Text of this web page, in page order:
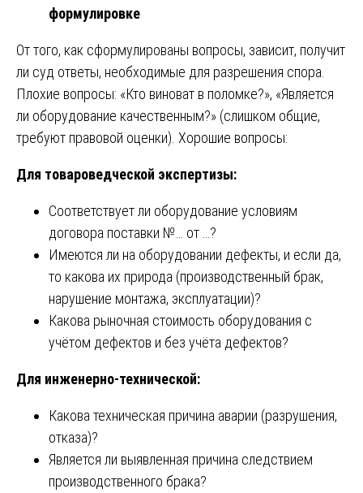
формулировке
От того, как сформулированы вопросы, зависит, получит
ли суд ответы, необходимые для разрешения спора.
Плохие вопросы: «Кто виноват в поломке?», «Является
ли оборудование качественным?» (слишком общие,
требуют правовой оценки). Хорошие вопросы:
Для товароведческой экспертизы:
Соответствует ли оборудование условиям
договора поставки №… от …?
Имеются ли на оборудовании дефекты, и если да,
то какова их природа (производственный брак,
нарушение монтажа, эксплуатации)?
Какова рыночная стоимость оборудования с
учётом дефектов и без учёта дефектов?
Для инженерно-технической:
Какова техническая причина аварии (разрушения,
отказа)?
Является ли выявленная причина следствием
производственного брака?